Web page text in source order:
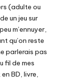
(adulte ou
un jeu sur
m’ennuyer,
qu’on reste
parlerais pas
fil de mes
BD, livre,